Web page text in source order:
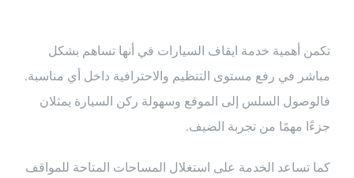
تكمن أهمية خدمة ايقاف السيارات في أنها تساهم بشكل
مباشر في رفع مستوى التنظيم والاحترافية داخل أي مناسبة.
فالوصول السلس إلى الموقع وسهولة ركن السيارة يمثلان
جزءًا مهمًا من تجربة الضيف.
كما تساعد الخدمة على استغلال المساحات المتاحة للمواقف